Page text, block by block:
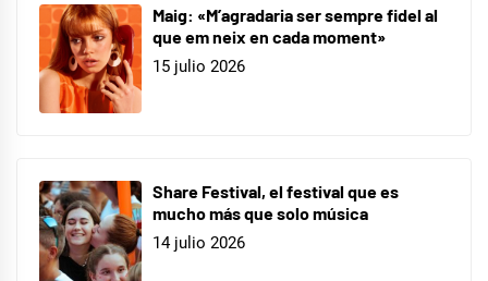
Maig: «M’agradaria ser sempre fidel al
que em neix en cada moment»
15 julio 2026
Share Festival, el festival que es
mucho más que solo música
14 julio 2026